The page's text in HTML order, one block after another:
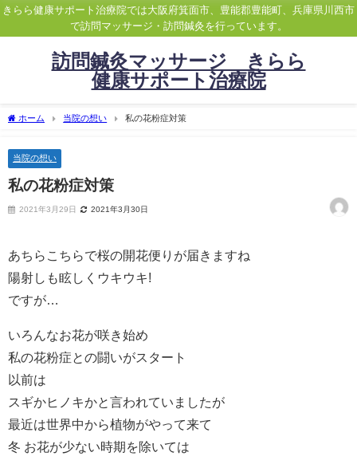
きらら健康サポート治療院では大阪府箕面市、豊能郡豊能町、兵庫県川西市
で訪問マッサージ・訪問鍼灸を行っています。
訪問鍼灸マッサージ きらら
健康サポート治療院
ホーム 当院の想い 私の花粉症対策
当院の想い
私の花粉症対策
2021年3月29日 2021年3月30日
あちらこちらで桜の開花便りが届きますね
陽射しも眩しくウキウキ!
ですが…
いろんなお花が咲き始め
私の花粉症との闘いがスタート
以前は
スギかヒノキかと言われていましたが
最近は世界中から植物がやって来て
冬 お花が少ない時期を除いては